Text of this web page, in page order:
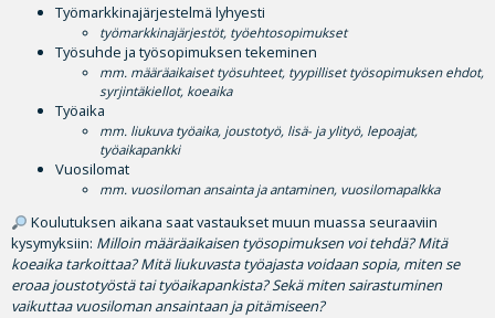
Työmarkkinajärjestelmä lyhyesti
työmarkkinajärjestöt, työehtosopimukset
Työsuhde ja työsopimuksen tekeminen
mm. määräaikaiset työsuhteet, tyypilliset työsopimuksen ehdot,
syrjintäkiellot, koeaika
Työaika
mm. liukuva työaika, joustotyö, lisä- ja ylityö, lepoajat,
työaikapankki
Vuosilomat
mm. vuosiloman ansainta ja antaminen, vuosilomapalkka
Koulutuksen aikana saat vastaukset muun muassa seuraaviin
kysymyksiin: Milloin määräaikaisen työsopimuksen voi tehdä? Mitä
koeaika tarkoittaa? Mitä liukuvasta työajasta voidaan sopia, miten se
eroaa joustotyöstä tai työaikapankista? Sekä miten sairastuminen
vaikuttaa vuosiloman ansaintaan ja pitämiseen?